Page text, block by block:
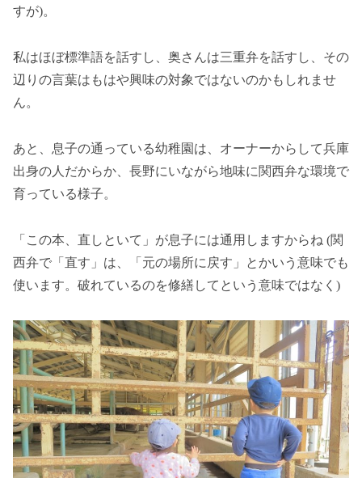
すが)。
私はほぼ標準語を話すし、奥さんは三重弁を話すし、その
辺りの言葉はもはや興味の対象ではないのかもしれませ
ん。
あと、息子の通っている幼稚園は、オーナーからして兵庫
出身の人だからか、長野にいながら地味に関西弁な環境で
育っている様子。
「この本、直しといて」が息子には通用しますからね (関
西弁で「直す」は、「元の場所に戻す」とかいう意味でも
使います。破れているのを修繕してという意味ではなく)